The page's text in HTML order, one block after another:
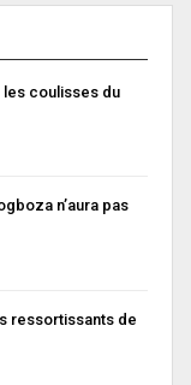
les coulisses du
n’aura pas
ressortissants de